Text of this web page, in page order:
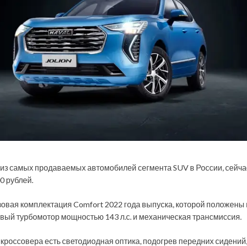
самых продаваемых автомобилей сегмента SUV в России,
рублей.
комплектация Comfort 2022 года выпуска, которой
турбомотор мощностью 143 л.с. и механическая трансмиссия.
есть светодиодная оптика, подогрев передних